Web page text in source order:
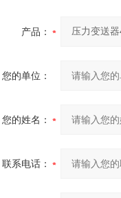
产品：
您的单位：
您的姓名：
联系电话：